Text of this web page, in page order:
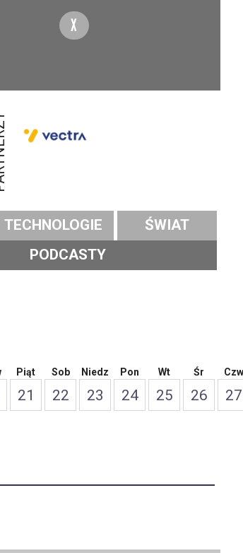
X
TECHNOLOGIE
ŚWIAT
PODCASTY
Piąt
21
Sob
22
Niedz
23
Pon
24
Wt
25
Śr
26
Czw
27